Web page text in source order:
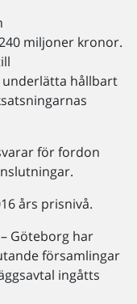
miljoner kronor.
underlätta hållbart
för fordon
års prisnivå.
Göteborg har
församlingar
ingåtts